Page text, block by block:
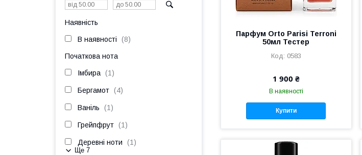
Парфум Orto Parisi Terroni
50мл Тестер
0583
1 900 ₴
В наявності
Купити
Наявність
В наявності 8
Початкова нота
Імбира 1
Бергамот 4
Ваніль 1
Грейпфрут 1
Деревні ноти 1
Ще 7